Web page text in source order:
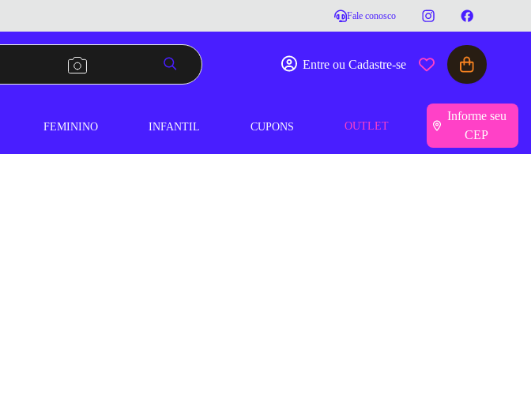
Fale conosco
Entre ou Cadastre-se
FEMININO INFANTIL CUPONS OUTLET
Informe seu
CEP